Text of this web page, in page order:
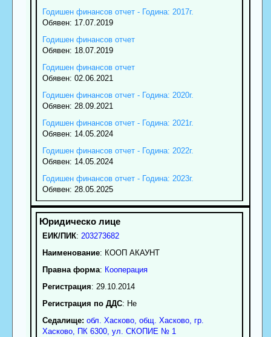
Годишен финансов отчет - Година: 2017г.
Обявен: 17.07.2019
Годишен финансов отчет
Обявен: 18.07.2019
Годишен финансов отчет
Обявен: 02.06.2021
Годишен финансов отчет - Година: 2020г.
Обявен: 28.09.2021
Годишен финансов отчет - Година: 2021г.
Обявен: 14.05.2024
Годишен финансов отчет - Година: 2022г.
Обявен: 14.05.2024
Годишен финансов отчет - Година: 2023г.
Обявен: 28.05.2025
ЕИК/ПИК: 203273682
Наименование: КООП АКАУНТ
Правна форма: Кооперация
Регистрация: 29.10.2014
Регистрация по ДДС: Нe
Седалище: обл. Хасково, общ. Хасково, гр.
Хасково, ПК 6300, ул. СКОПИЕ № 1